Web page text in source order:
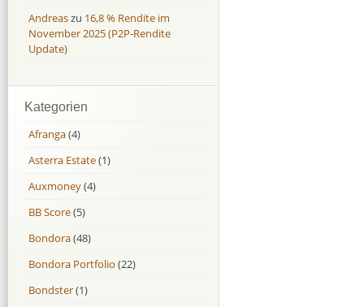
Andreaszu 16,8 % Rendite im
November 2025 (P2P-Rendite
Update)
Kategorien
Afranga(4)
Asterra Estate(1)
Auxmoney(4)
BB Score(5)
Bondora(48)
Bondora Portfolio (22)
Bondster(1)